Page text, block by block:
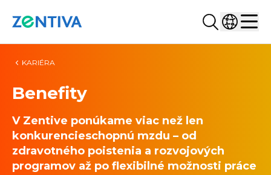
Hľadať...
Vyberte
KARIÉRA
Benefity
V Zentive ponúkame viac než len
konkurencieschopnú mzdu – od
zdravotného poistenia a rozvojových
programov až po flexibilné možnosti práce